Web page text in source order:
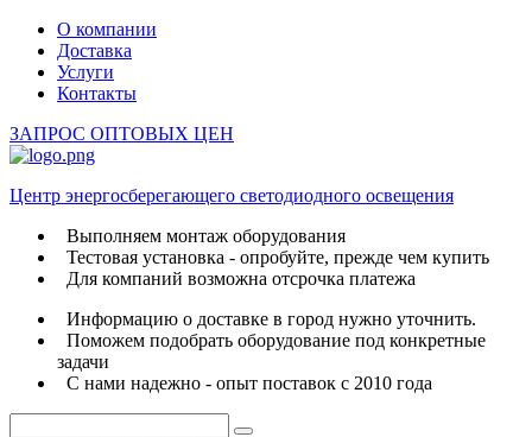
О компании
Доставка
Услуги
Контакты
ЗАПРОС ОПТОВЫХ ЦЕН
Центр энергосберегающего светодиодного освещения
Выполняем монтаж оборудования
Тестовая установка - опробуйте, прежде чем купить
Для компаний возможна отсрочка платежа
Информацию о доставке в город нужно уточнить.
Поможем подобрать оборудование под конкретные
задачи
С нами надежно - опыт поставок с 2010 года